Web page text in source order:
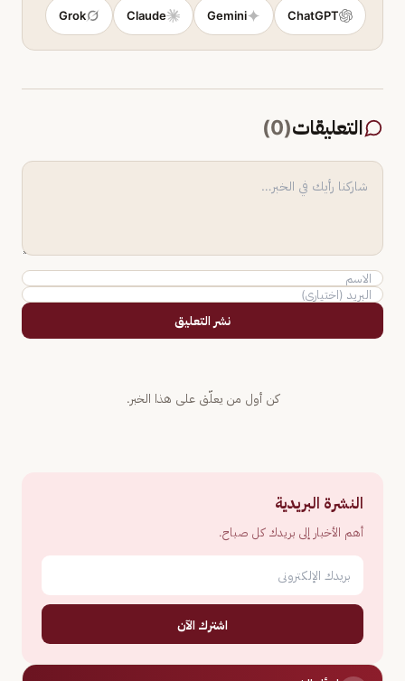
ChatGPT
Gemini
Claude
Grok
التعليقات(
0
)
نشر التعليق
كن أول من يعلّق على هذا الخبر.
النشرة البريدية
أهم الأخبار إلى بريدك كل صباح.
اشترك الآن